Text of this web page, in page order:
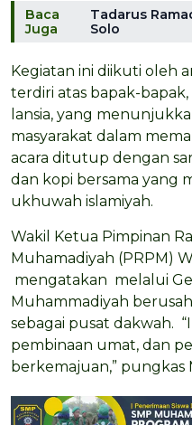
Baca
Juga
Tadarus
Solo
Kegiatan ini diikuti oleh
terdiri atas bapak-
lansia, yang
masyarakat dalam
acara ditutup dengan
dan kopi bersama yang
ukhuwah islamiyah.
Wakil Ketua Pimpinan
Muhamadiyah (PRPM)
mengatakan melalui
Muhammadiyah
sebagai pusat dakwah.
pembinaan umat, dan
berkemajuan,” pungkas